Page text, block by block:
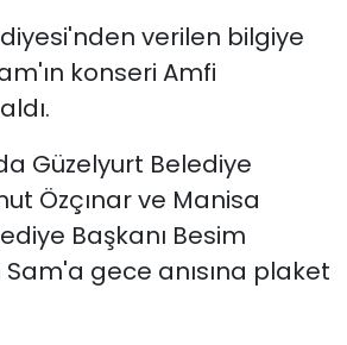
verilen bilgiye
konseri Amfi
Güzelyurt Belediye
Özçınar ve Manisa
Başkanı Besim
gece anısına plaket